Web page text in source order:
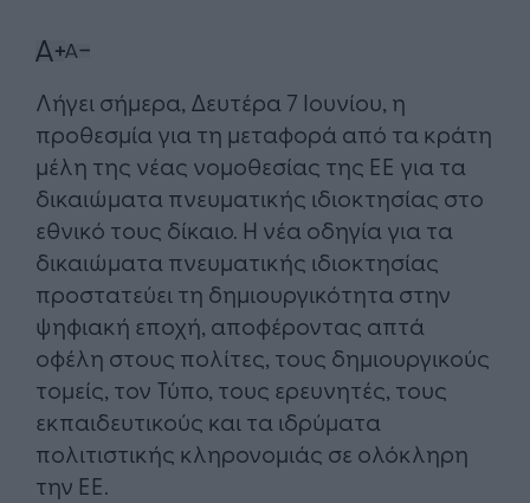
Λήγει σήμερα, Δευτέρα 7 Ιουνίου, η
προθεσμία για τη μεταφορά από τα κράτη
μέλη της νέας νομοθεσίας της ΕΕ για τα
δικαιώματα πνευματικής ιδιοκτησίας στο
εθνικό τους δίκαιο. Η νέα οδηγία για τα
δικαιώματα πνευματικής ιδιοκτησίας
προστατεύει τη δημιουργικότητα στην
ψηφιακή εποχή, αποφέροντας απτά
οφέλη στους πολίτες, τους δημιουργικούς
τομείς, τον Τύπο, τους ερευνητές, τους
εκπαιδευτικούς και τα ιδρύματα
πολιτιστικής κληρονομιάς σε ολόκληρη
την ΕΕ.